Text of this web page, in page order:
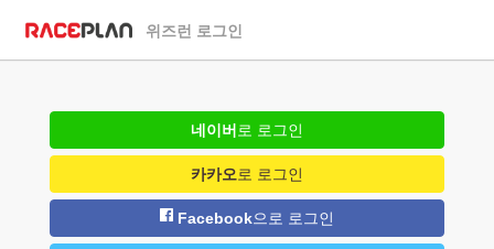
위즈런 로그인
네이버 로 로그인
카카오로 로그인
Facebook으로 로그인